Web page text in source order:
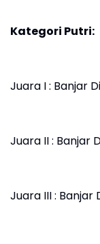
Kategori Putri:
Juara I : Banjar
Juara II : Banjar
Juara III : Banjar